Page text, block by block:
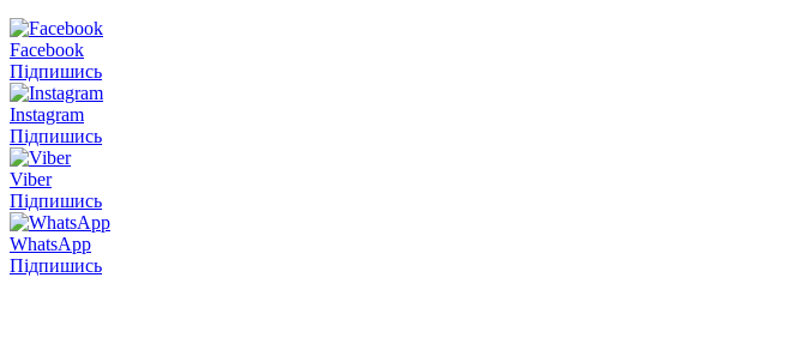
Facebook
Підпишись
Instagram
Підпишись
Viber
Підпишись
WhatsApp
Підпишись